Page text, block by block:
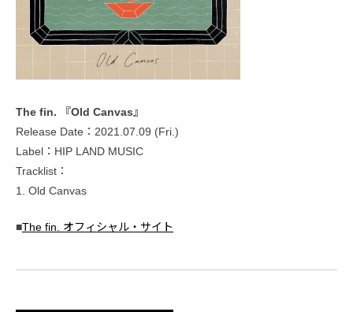
The fin. 『Old Canvas』
Release Date：2021.07.09 (Fri.)
Label：HIP LAND MUSIC
Tracklist：
1. Old Canvas
■The fin. オフィシャル・サイト